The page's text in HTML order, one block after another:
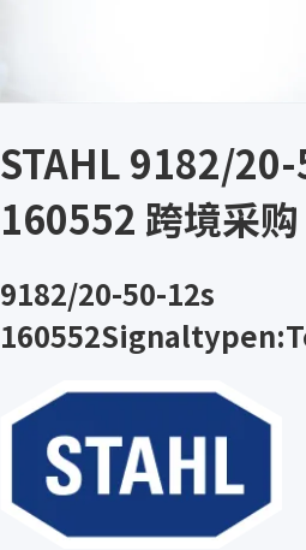
STAHL 9182/
160552 跨境采购
9182/20-50-12s